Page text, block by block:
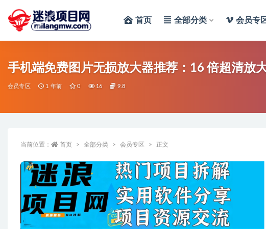
首页 全部分类 会员专
手机端免费图片无损放大器推荐：16 倍超清放
会员专区 1 年前 0 16 9.8
当前位置： 首页 全部分类 会员专区 正文